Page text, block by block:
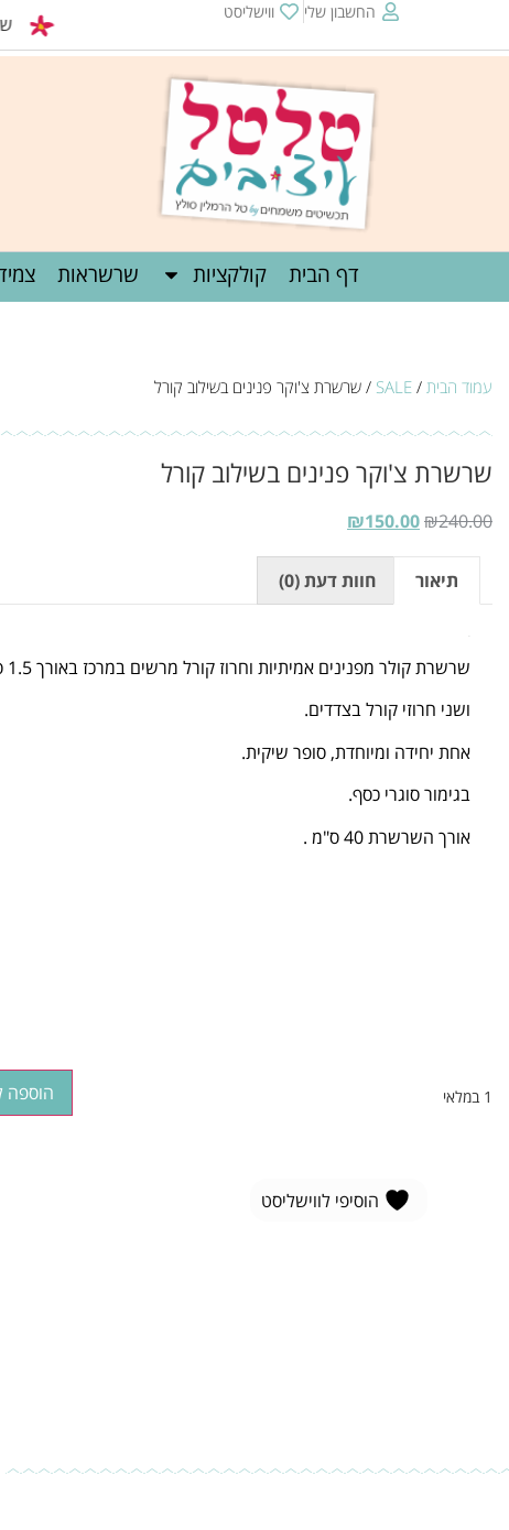
החשבון שלי ווישליסט
שליח חינם
דף הבית קולקציות שרשראות
עמוד הבית /
SALE / שרשרת צ'וקר פנינים בשילוב קורל
שרשרת צ'וקר פנינים בשילוב קורל
₪240.00
₪150.00
תיאור חוות דעת (0)
שרשרת קולר מפנינים אמיתיות וחרוז קורל מרשים במרכז באורך 1.5 ס"מ
ושני חרוזי קורל בצדדים.
אחת יחידה ומיוחדת, סופר שיקית.
בגימור סוגרי כסף.
אורך השרשרת 40 ס"מ .
1 במלאי הוספה
הוסיפי לווישליסט